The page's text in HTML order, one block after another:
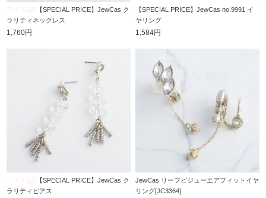
ラスト1点
【SPECIAL PRICE】JewCas ク
ラリティネックレス
1,760円
【SPECIAL PRICE】JewCas no.9991 イ
ヤリング
1,584円
ラスト1点
【SPECIAL PRICE】JewCas ク
ラリティピアス
JewCas リーフビジューエアフィットイヤ
リング[JC3364]